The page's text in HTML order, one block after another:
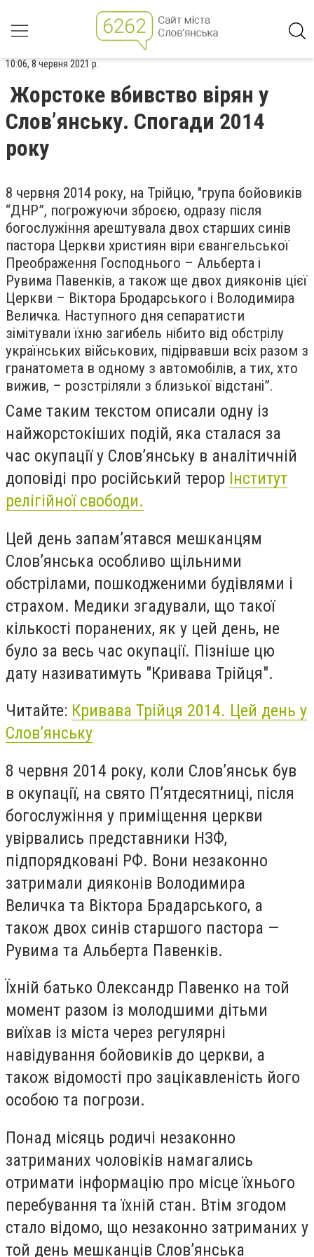
10:06, 8 червня 2021 р.
Жорстоке вбивство вірян у
Слов’янську. Спогади 2014
року
8 червня 2014 року, на Трійцю, "група бойовиків
“ДНР”, погрожуючи зброєю, одразу після
богослужіння арештувала двох старших синів
пастора Церкви християн віри євангельської
Преображення Господнього – Альберта і
Рувима Павенків, а також ще двох дияконів цієї
Церкви – Віктора Бродарського і Володимира
Величка. Наступного дня сепаратисти
зімітували їхню загибель нібито від обстрілу
українських військових, підірвавши всіх разом з
гранатомета в одному з автомобілів, а тих, хто
вижив, – розстріляли з близької відстані”.
Саме таким текстом описали одну із
найжорстокіших подій, яка сталася за
час окупації у Слов’янську в аналітичній
доповіді про російський терор Інститут
релігійної свободи.
Цей день запам’ятався мешканцям
Слов’янська особливо щільними
обстрілами, пошкодженими будівлями і
страхом. Медики згадували, що такої
кількості поранених, як у цей день, не
було за весь час окупації. Пізніше цю
дату називатимуть "Кривава Трійця".
Читайте: Кривава Трійця 2014. Цей день у
Слов’янську
8 червня 2014 року, коли Слов’янськ був
в окупації, на свято П’ятдесятниці, після
богослужіння у приміщення церкви
увірвались представники НЗФ,
підпорядковані РФ. Вони незаконно
затримали дияконів Володимира
Величка та Віктора Брадарського, а
також двох синів старшого пастора —
Рувима та Альберта Павенків.
Їхній батько Олександр Павенко на той
момент разом із молодшими дітьми
виїхав із міста через регулярні
навідування бойовиків до церкви, а
також відомості про зацікавленість його
особою та погрози.
Понад місяць родичі незаконно
затриманих чоловіків намагались
отримати інформацію про місце їхнього
перебування та їхній стан. Втім згодом
стало відомо, що незаконно затриманих у
той день мешканців Слов’янська